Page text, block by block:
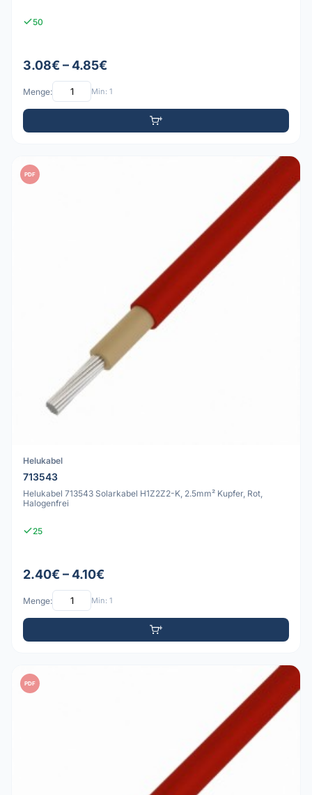
50
3.08€ – 4.85€
Menge: Min: 1
PDF
Helukabel
713543
Helukabel 713543 Solarkabel H1Z2Z2-K, 2.5mm² Kupfer, Rot,
Halogenfrei
25
2.40€ – 4.10€
Menge: Min: 1
PDF